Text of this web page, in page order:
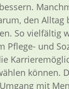
den Alltag
So vielfältig
Pflege- und
können.
mit